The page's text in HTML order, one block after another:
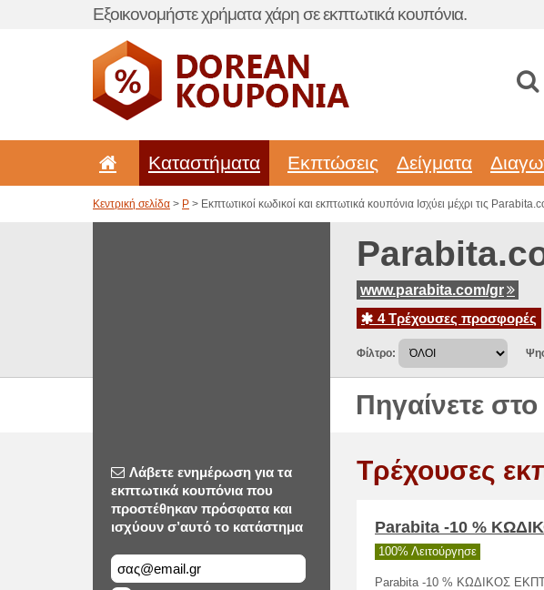
Εξοικονομήστε χρήματα χάρη σε εκπτωτικά κουπόνια.
Καταστήματα Εκπτώσεις Δείγματα
Κεντρική σελίδα > P > Εκπτωτικοί κωδικοί και εκπτωτικά κουπόνια Ισχύει μέχρι τις
www.parabita.com/gr
4 Τρέχουσες προσφορές
Φίλτρο:
Πηγαίνετε στο
Λάβετε ενημέρωση για τα
εκπτωτικά κουπόνια που
προστέθηκαν πρόσφατα και
ισχύουν σ’αυτό το κατάστημα
Τρέχουσες
Parabita -10 %
100% Λειτούργησε
Parabita -10 % ΚΩΔΙΚΟΣ